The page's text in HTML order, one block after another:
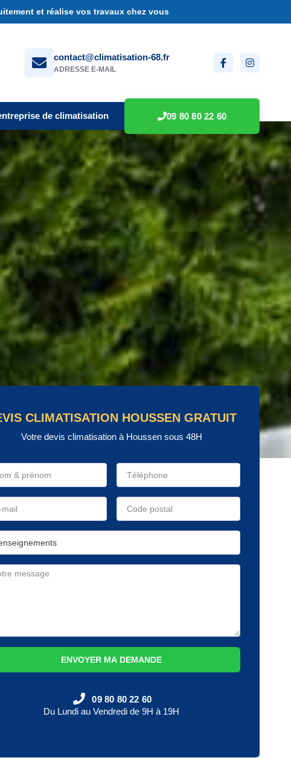
et réalise vos travaux chez vous
contact@climatisation-68.fr
ADRESSE E-MAIL
de climatisation 09 80 80 22 60
CLIMATISATION HOUSSEN GRATUIT
Votre devis climatisation à Houssen sous 48H
ENVOYER MA DEMANDE
09 80 80 22 60
Du Lundi au Vendredi de 9H à 19H